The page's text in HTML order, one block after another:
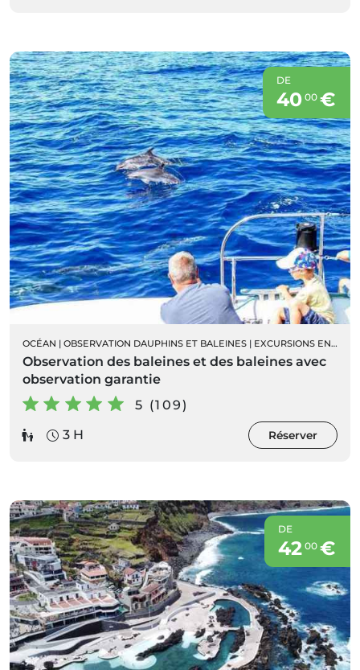
DE
40 00€
OCÉAN | OBSERVATION DAUPHINS ET BALEINES | EXCURSIONS EN BATEAU
Observation des baleines et des baleines avec
observation garantie
5 (109)
3 H
Réserver
DE
42 00€